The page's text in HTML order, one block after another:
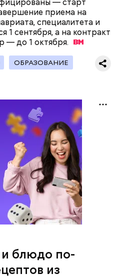
— старт
приема на
специалитета и
1 сентября, а на контракт
— до 1 октября.
ОБРАЗОВАНИЕ
и блюдо по-
из
ним добавляются зелень
оливковое масло.
— поделился рецептом
не для всех дыня
очередь ее стоит